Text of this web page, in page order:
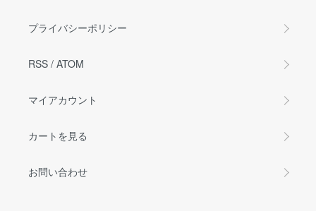
プライバシーポリシー
RSS / ATOM
マイアカウント
カートを見る
お問い合わせ